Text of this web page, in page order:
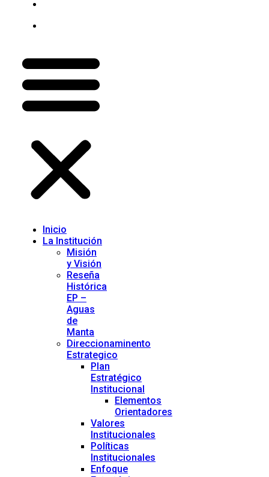
Inicio
La Institución
Misión
y Visión
Reseña
Histórica
EP –
Aguas
de
Manta
Direccionaminento
Estrategico
Plan
Estratégico
Institucional
Elementos
Orientadores
Valores
Institucionales
Políticas
Institucionales
Enfoque